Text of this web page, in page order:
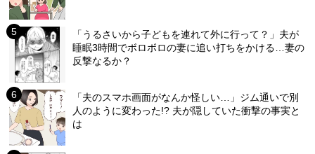
「うるさいから子どもを連れて外に行って？」夫が
睡眠3時間でボロボロの妻に追い打ちをかける…妻の
反撃なるか？
「夫のスマホ画面がなんか怪しい…」ジム通いで別
人のように変わった!? 夫が隠していた衝撃の事実と
は